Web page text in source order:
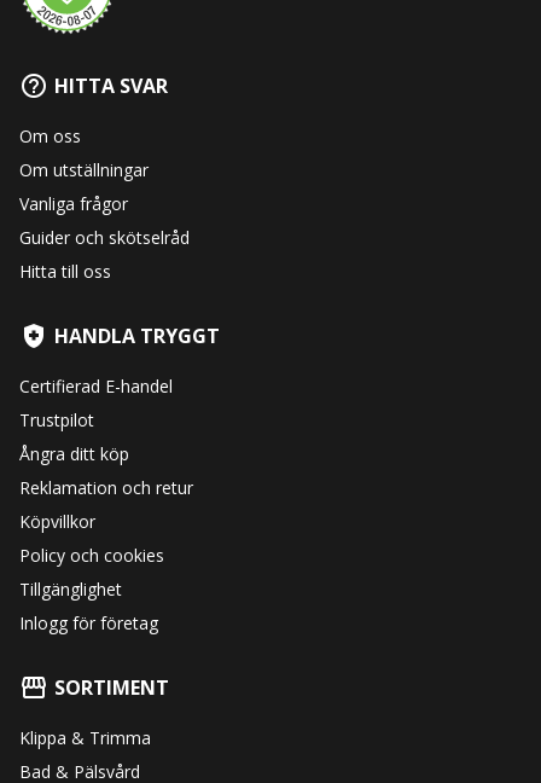
HITTA SVAR
Om oss
Om utställningar
Vanliga frågor
Guider och skötselråd
Hitta till oss
HANDLA TRYGGT
Certifierad E-handel
Trustpilot
Ångra ditt köp
Reklamation och retur
Köpvillkor
Policy och cookies
Tillgänglighet
Inlogg för företag
SORTIMENT
Klippa & Trimma
Bad & Pälsvård